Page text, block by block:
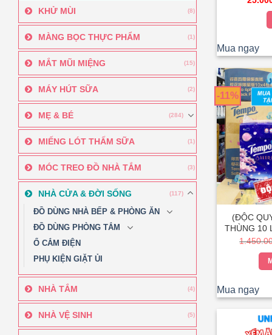
KHỬ MÙI (8)
MÀNG BỌC THỰC PHẨM (1)
MẮT MŨI MIỆNG (15)
MÁY HÚT SỮA (2)
MẸ & BÉ (284)
MIẾNG LÓT THẤM SỮA (1)
MÓC TREO ĐỒ NHÀ TẮM (3)
NHÀ CỬA & ĐỜI SỐNG (117)
ĐỒ DÙNG NHÀ BẾP & PHÒNG ĂN
ĐỒ DÙNG PHÒNG TẮM
Ổ CẮM ĐIỆN
PHỤ KIỆN GIẶT ỦI
NHÀ TẮM (4)
NHÀ VỆ SINH (5)
Mua ngay
-11%
(ĐỘC
THÙNG 10
x 4 gói) HOA SAKURA Khăn
Lớp
Mua ngay